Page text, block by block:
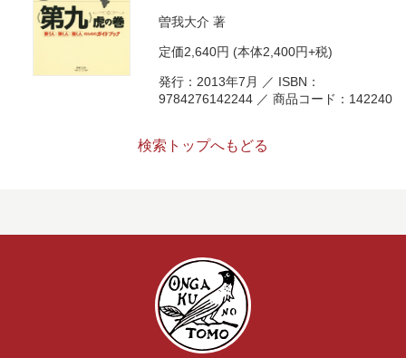
曽我大介 著
定価2,640円 (本体2,400円+税)
発行：2013年7月 ／ ISBN：
9784276142244 ／ 商品コード：142240
検索トップへもどる